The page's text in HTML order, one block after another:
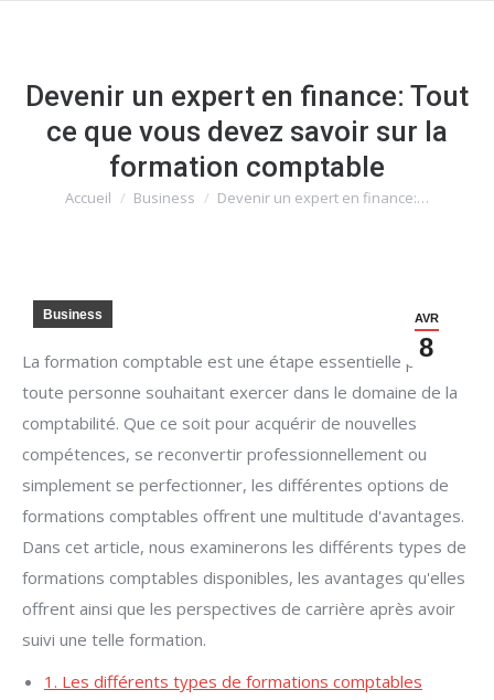
Devenir un expert en finance: Tout
ce que vous devez savoir sur la
formation comptable
Vous êtes ici :
Accueil Business Devenir un expert en finance:…
AVR
8
Business
La formation comptable est une étape essentielle pour
toute personne souhaitant exercer dans le domaine de la
comptabilité. Que ce soit pour acquérir de nouvelles
compétences, se reconvertir professionnellement ou
simplement se perfectionner, les différentes options de
formations comptables offrent une multitude d'avantages.
Dans cet article, nous examinerons les différents types de
formations comptables disponibles, les avantages qu'elles
offrent ainsi que les perspectives de carrière après avoir
suivi une telle formation.
1. Les différents types de formations comptables